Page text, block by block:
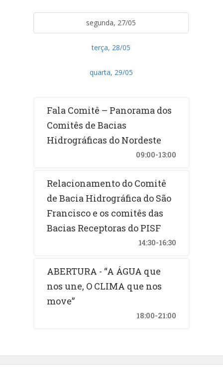
segunda, 27/05
terça, 28/05
quarta, 29/05
Fala Comitê – Panorama dos
Comitês de Bacias
Hidrográficas do Nordeste
09:00-13:00
Relacionamento do Comitê
de Bacia Hidrográfica do São
Francisco e os comitês das
Bacias Receptoras do PISF
14:30-16:30
ABERTURA - “A ÁGUA que
nos une, O CLIMA que nos
move”
18:00-21:00